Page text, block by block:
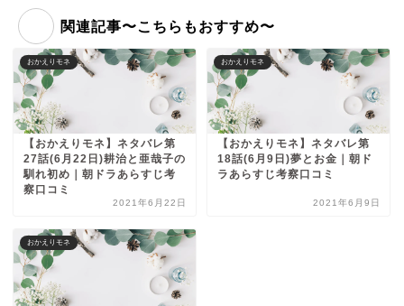
関連記事〜こちらもおすすめ〜
おかえりモネ
【おかえりモネ】ネタバレ第
27話(6月22日)耕治と亜哉子の
馴れ初め｜朝ドラあらすじ考
察口コミ
2021年6月22日
おかえりモネ
【おかえりモネ】ネタバレ第
18話(6月9日)夢とお金｜朝ド
ラあらすじ考察口コミ
2021年6月9日
おかえりモネ